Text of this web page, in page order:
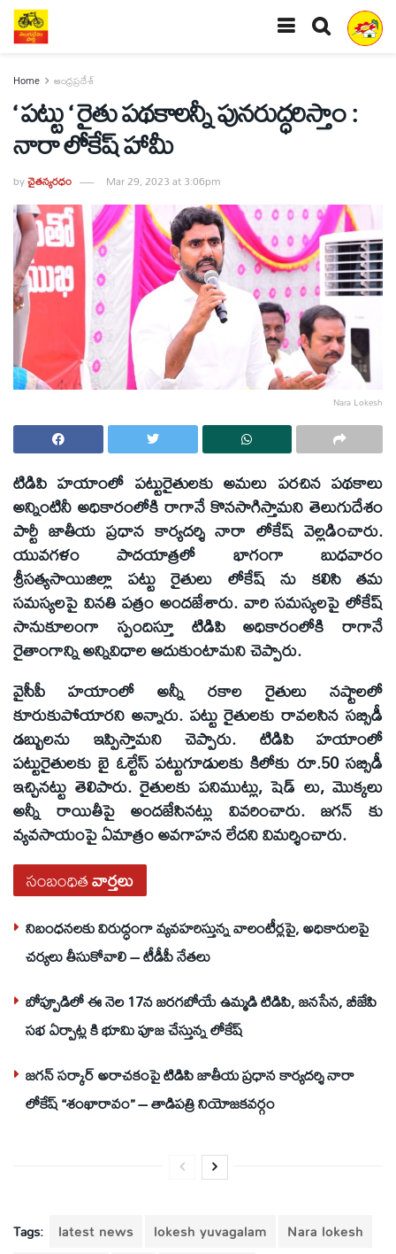
Home ఆంధ్రప్రదేశ్
‘ పట్టు ‘ రైతు పథకాలన్నీ పునరుద్ధరిస్తాం :
నారా లోకేష్ హామీ
byచైతన్యరధం Mar 29, 2023 at 3:06pm
Nara Lokesh
టిడిపి హయాంలో పట్టురైతులకు అమలు పరచిన పథకాలు
అన్నింటినీ అధికారంలోకి రాగానే కొనసాగిస్తామని తెలుగుదేశం
పార్టీ జాతీయ ప్రధాన కార్యదర్శి నారా లోకేష్ వెల్లడించారు.
యువగళం పాదయాత్రలో భాగంగా బుధవారం
శ్రీసత్యసాయిజిల్లా పట్టు రైతులు లోకేష్ ను కలిసి తమ
సమస్యలపై వినతి పత్రం అందజేశారు. వారి సమస్యలపై లోకేష్
సానుకూలంగా స్పందిస్తూ టిడిపి అధికారంలోకి రాగానే
రైతాంగాన్ని అన్నివిధాల ఆదుకుంటామని చెప్పారు.
వైసీపీ హయాంలో అన్నీ రకాల రైతులు నష్టాలలో
కూరుకుపోయారని అన్నారు. పట్టు రైతులకు రావలసిన సబ్సిడీ
డబ్బులను ఇప్పిస్తామని చెప్పారు. టిడిపి హయాంలో
పట్టురైతులకు బై ఓల్టేస్ పట్టుగూడులకు కిలోకు రూ.50 సబ్సిడీ
ఇచ్చినట్టు తెలిపారు. రైతులకు పనిముట్లు, షెడ్ లు, మొక్కలు
అన్నీ రాయితీపై అందజేసినట్లు వివరించారు. జగన్ కు
వ్యవసాయంపై ఏమాత్రం అవగాహన లేదని విమర్శించారు.
సంబంధితవార్తలు
నిబంధనలకు విరుద్ధంగా వ్యవహరిస్తున్న వాలంటీర్లపై, అధికారులపై
చర్యలు తీసుకోవాలి – టీడీపీ నేతలు
బోప్పూడిలో ఈ నెల 17న జరగబోయే ఉమ్మడి టిడిపి, జనసేన, బీజేపి
సభ ఏర్పాట్ల కి భూమి పూజ చేస్తున్న లోకేష్
జగన్ సర్కార్ అరాచకంపై టిడిపి జాతీయ ప్రధాన కార్యదర్శి నారా
లోకేష్ “శంఖారావం” – తాడిపత్రి నియోజకవర్గం
Tags: latest news lokesh yuvagalam
Nara lokesh